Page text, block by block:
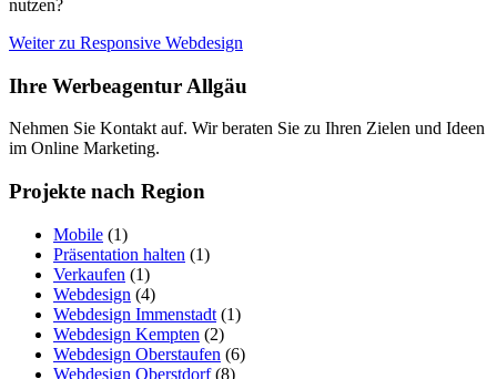
nutzen?
Weiter zu Responsive Webdesign
Ihre Werbeagentur Allgäu
Nehmen Sie Kontakt auf. Wir beraten Sie zu Ihren Zielen und Ideen
im Online Marketing.
Projekte nach Region
Mobile (1)
Präsentation halten (1)
Verkaufen (1)
Webdesign (4)
Webdesign Immenstadt (1)
Webdesign Kempten (2)
Webdesign Oberstaufen (6)
Webdesign Oberstdorf(8)